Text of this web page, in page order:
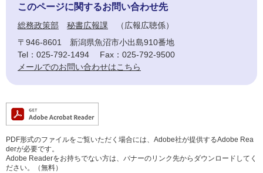
このページに関するお問い合わせ先
総務政策部 秘書広報課
広報広聴係
〒946-8601
新潟県魚沼市小出島910番地
Tel：025-792-1494
Fax：025-792-9500
メールでのお問い合わせはこちら
PDF形式のファイルをご覧いただく場合には、Adobe社が提供するAdobe Rea
derが必要です。
Adobe Readerをお持ちでない方は、バナーのリンク先からダウンロードしてく
ださい。（無料）